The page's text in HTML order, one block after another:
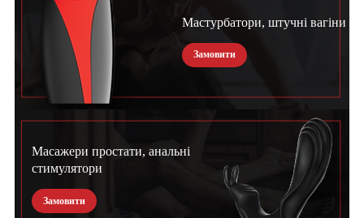
Мастурбатори, штучні вагіни
Замовити
Масажери простати, анальні
стимулятори
Замовити